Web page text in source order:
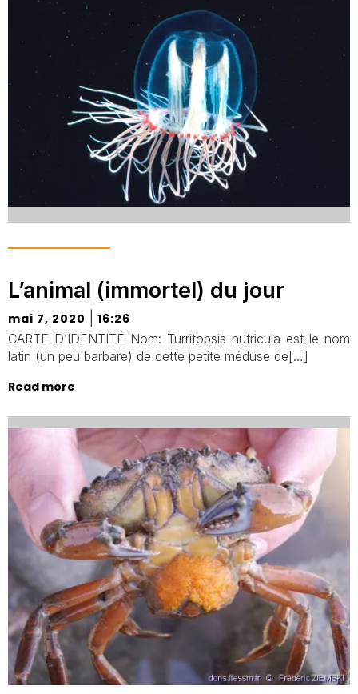
L’animal (immortel) du jour
mai 7, 2020
16:26
CARTE D’IDENTITÉ Nom: Turritopsis nutricula est le nom
latin (un peu barbare) de cette petite méduse de[…]
Read more